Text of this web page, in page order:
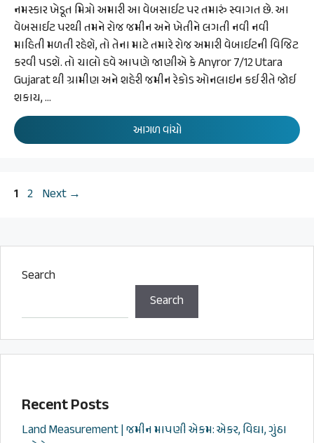
નમસ્કાર ખેડૂત મિત્રો અમારી આ વેબસાઈટ પર તમારું સ્વાગત છે. આ
વેબસાઈટ પરથી તમને રોજ જમીન અને ખેતીને લગતી નવી નવી
માહિતી મળતી રહેશે, તો તેના માટે તમારે રોજ અમારી વેબાઈટની વિજિટ
કરવી પડશે. તો ચાલો હવે આપણે જાણીએ કે Anyror 7/12 Utara
Gujarat થી ગ્રામીણ અને શહેરી જમીન રેકોડ ઓનલાઇન કઈ રીતે જોઈ
શકાય, …
આગળ વાંચો
Page
1 Page
2 Next →
Search
Search
Recent Posts
Land Measurement | જમીન માપણી એકમ: એકર, વિઘા, ગુંઠા